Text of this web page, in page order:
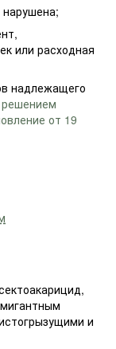
нарушена;
или расходная
надлежащего
решением
от 19
и